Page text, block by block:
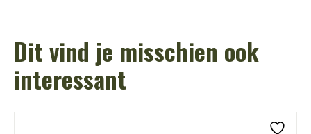
Dit vind je misschien ook
interessant